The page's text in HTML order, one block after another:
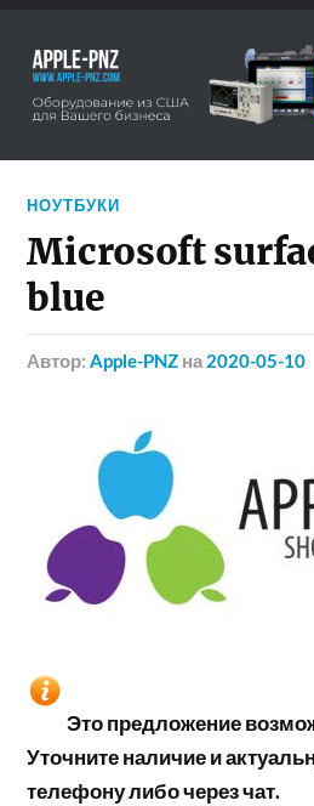
НОУТБУКИ
Microsoft
blue
Автор:Apple-PNZ на 2020-05-10
Это предложение
Уточните наличие и
телефону либо через чат.